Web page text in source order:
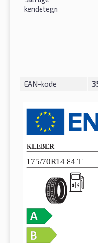
kendetegn
EAN-kode